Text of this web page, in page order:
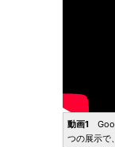
動画1
つの展示で